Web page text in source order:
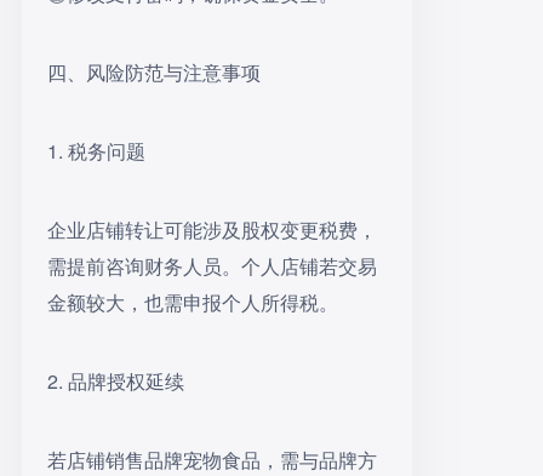
四、风险防范与注意事项
1. 税务问题
企业店铺转让可能涉及股权变更税费，
需提前咨询财务人员。个人店铺若交易
金额较大，也需申报个人所得税。
2. 品牌授权延续
若店铺销售品牌宠物食品，需与品牌方